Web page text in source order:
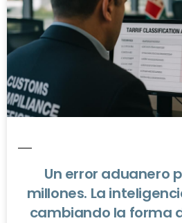
Un error aduanero
millones. La
cambiando la forma